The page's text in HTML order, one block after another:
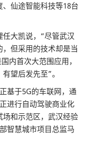
仙途智能科技等18台
大凯说，“尽管武汉
但采用的技术却是当
内首次大范围应用，
望后发先至”。
基于5G的车联网，通
进行自动驾驶商业化
和示范区，武汉经验
智慧城市项目总监马